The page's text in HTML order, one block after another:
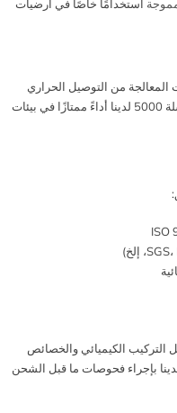
استخدامًا خاصًا في أرضيات
المعالجة من التوصيل الحراري
للألمنيوم ومقاومته للتآكل. تظهر سبائك السلسلة 5000 لدينا أداءً ممتازًا في بيئات
الكيميائي والخصائص
لدينا بإجراء فحوصات ما قبل الشحن